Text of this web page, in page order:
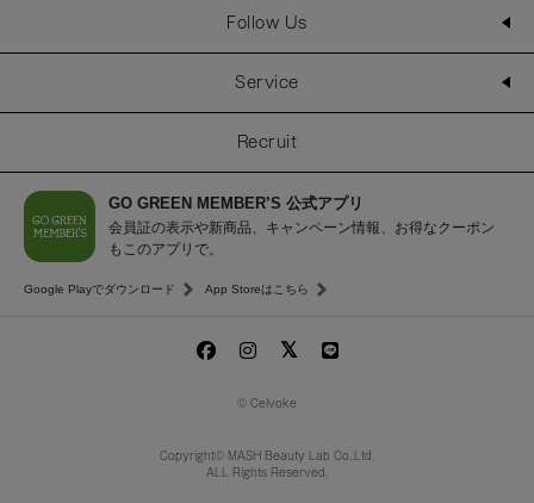
Follow Us
Service
Recruit
GO GREEN MEMBER’S 公式アプリ
会員証の表示や新商品、キャンペーン情報、お得なクーポン
もこのアプリで。
Google Playでダウンロード App Storeはこちら
© Celvoke
Copyright© MASH Beauty Lab Co.,Ltd.
ALL Rights Reserved.